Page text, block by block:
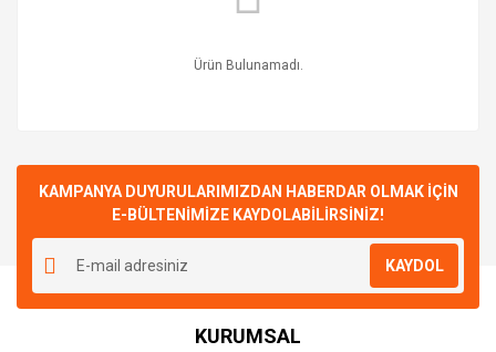
Ürün Bulunamadı.
KAMPANYA DUYURULARIMIZDAN HABERDAR OLMAK İÇİN
E-BÜLTENİMİZE KAYDOLABİLİRSİNİZ!
KAYDOL
KURUMSAL